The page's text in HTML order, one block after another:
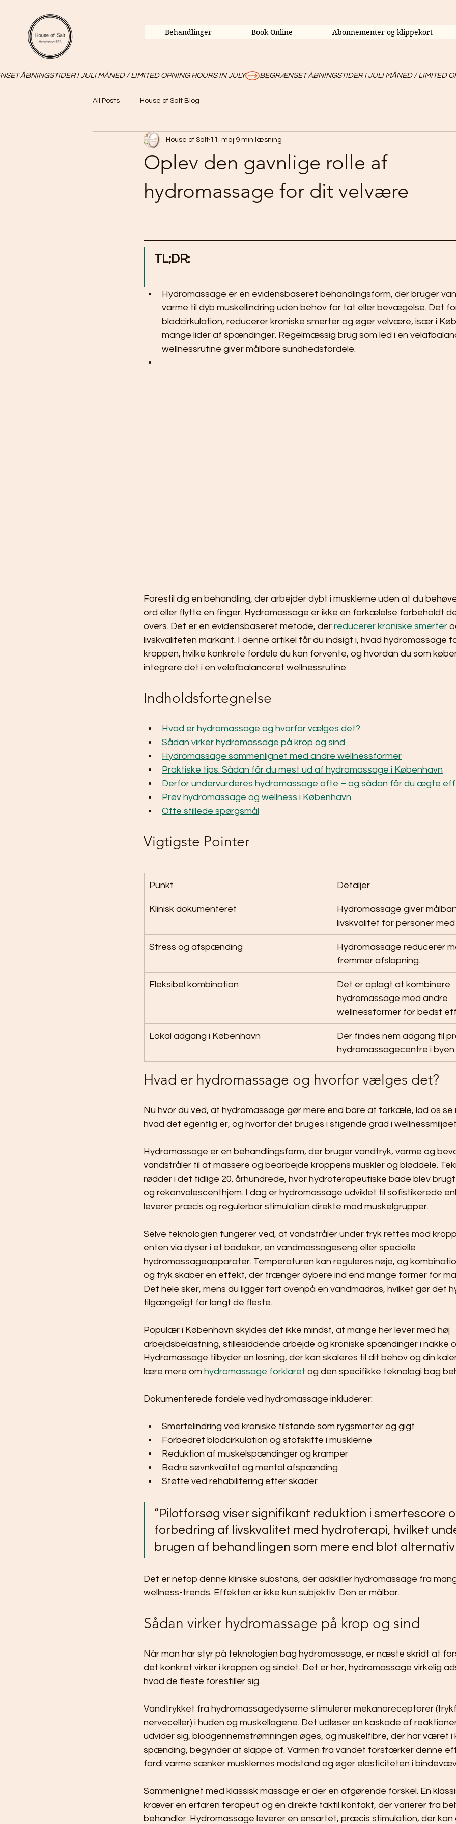
Behandlinger Book Online Abonnementer og klippekort
ÅBNINGSTIDER I JULI MÅNED / LIMITED OPNING HOURS IN JULY
All Posts House of Salt Blog
Oplev den gavnlige rolle af
hydromassage for dit velvære
House of Salt 11. maj 9 min læsning
TL;DR:
Hydromassage er en evidensbaseret behandlingsform, der bruger
varme til dyb muskellindring uden behov for tat eller bevægelse. Det
blodcirkulation, reducerer kroniske smerter og øger velvære, især i
mange lider af spændinger. Regelmæssig brug som led i en
wellnessrutine giver målbare sundhedsfordele.
Forestil dig en behandling, der arbejder dybt i musklerne uden at du
ord eller flytte en finger. Hydromassage er ikke en forkælelse forbeholdt
overs. Det er en evidensbaseret metode, der reducerer kroniske smerter
livskvaliteten markant. I denne artikel får du indsigt i, hvad hydromassage
kroppen, hvilke konkrete fordele du kan forvente, og hvordan du som
integrere det i en velafbalanceret wellnessrutine.
Indholdsfortegnelse
Hvad er hydromassage og hvorfor vælges det?
Sådan virker hydromassage på krop og sind
Hydromassage sammenlignet med andre wellnessformer
Praktiske tips: Sådan får du mest ud af hydromassage i København
Derfor undervurderes hydromassage ofte – og sådan får du ægte
Prøv hydromassage og wellness i København
Ofte stillede spørgsmål
Vigtigste Pointer
Punkt Detaljer
Klinisk dokumenteret
Hydromassage giver
livskvalitet for personer
Stress og afspænding
Hydromassage reducerer
fremmer afslapning.
Fleksibel kombination
Det er oplagt at kombinere
hydromassage med andre
wellnessformer for bedst
Lokal adgang i København
Der findes nem adgang til
hydromassagecentre i byen.
Hvad er hydromassage og hvorfor vælges det?
Nu hvor du ved, at hydromassage gør mere end bare at forkæle, lad os
hvad det egentlig er, og hvorfor det bruges i stigende grad i
Hydromassage er en behandlingsform, der bruger vandtryk, varme og
vandstråler til at massere og bearbejde kroppens muskler og bløddele.
rødder i det tidlige 20. århundrede, hvor hydroterapeutiske bade blev
og rekonvalescenthjem. I dag er hydromassage udviklet til sofistikerede
leverer præcis og regulerbar stimulation direkte mod muskelgrupper.
Selve teknologien fungerer ved, at vandstråler under tryk rettes mod
enten via dyser i et badekar, en vandmassageseng eller specielle
hydromassageapparater. Temperaturen kan reguleres nøje, og
og tryk skaber en effekt, der trænger dybere ind end mange former for
Det hele sker, mens du ligger tørt ovenpå en vandmadras, hvilket gør det
tilgængeligt for langt de fleste.
Populær i København skyldes det ikke mindst, at mange her lever med høj
arbejdsbelastning, stillesiddende arbejde og kroniske spændinger i nakke
Hydromassage tilbyder en løsning, der kan skaleres til dit behov og din
lære mere om hydromassage forklaret og den specifikke teknologi bag
Dokumenterede fordele ved hydromassage inkluderer:
Smertelindring ved kroniske tilstande som rygsmerter og gigt
Forbedret blodcirkulation og stofskifte i musklerne
Reduktion af muskelspændinger og kramper
Bedre søvnkvalitet og mental afspænding
Støtte ved rehabilitering efter skader
“Pilotforsøg viser signifikant reduktion i smertescore
forbedring af livskvalitet med hydroterapi, hvilket
brugen af behandlingen som mere end blot
Det er netop denne kliniske substans, der adskiller hydromassage fra
wellness-trends. Effekten er ikke kun subjektiv. Den er målbar.
Sådan virker hydromassage på krop og sind
Når man har styr på teknologien bag hydromassage, er næste skridt at
det konkret virker i kroppen og sindet. Det er her, hydromassage virkelig
hvad de fleste forestiller sig.
Vandtrykket fra hydromassagedyserne stimulerer mekanoreceptorer
nerveceller) i huden og muskellagene. Det udløser en kaskade af
udvider sig, blodgennemstrømningen øges, og muskelfibre, der har været i
spænding, begynder at slappe af. Varmen fra vandet forstærker denne
fordi varme sænker musklernes modstand og øger elasticiteten i
Sammenlignet med klassisk massage er der en afgørende forskel. En
kræver en erfaren terapeut og en direkte taktil kontakt, der varierer fra
behandler. Hydromassage leverer en ensartet, præcis stimulation, der